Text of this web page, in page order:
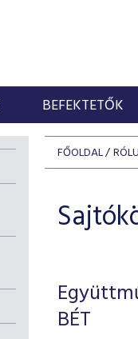
BEFEKTETŐK
FŐOLDAL
BÉT